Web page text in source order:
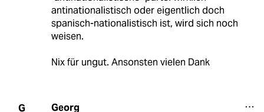
antinationalistisch oder eigentlich doch
spanisch-nationalistisch ist, wird sich noch
weisen.
Nix für ungut. Ansonsten vielen Dank
G Georg